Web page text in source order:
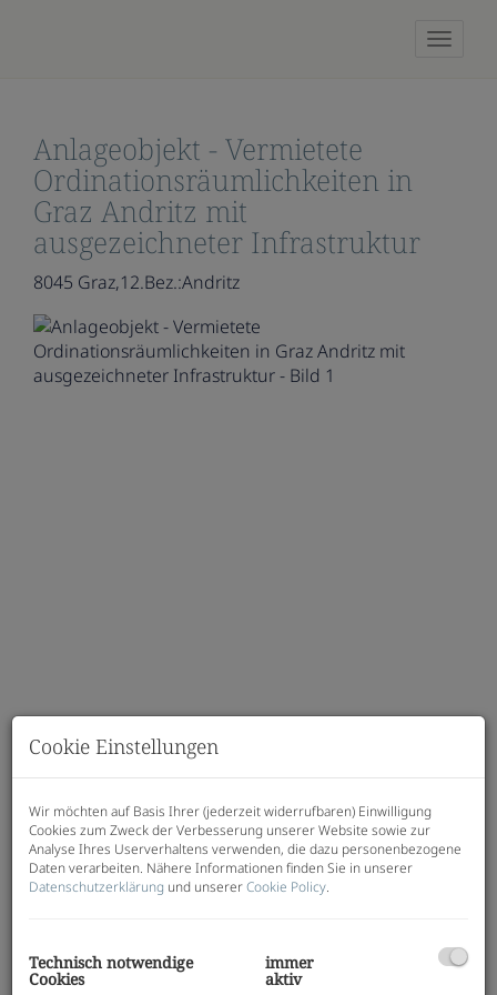
Anlageobjekt - Vermietete
Ordinationsräumlichkeiten in
Graz Andritz mit
ausgezeichneter Infrastruktur
8045 Graz,12.Bez.:Andritz
Beschreibung
Zum Verkauf stehen attraktive
Cookie Einstellungen
Wir möchten auf Basis Ihrer (jederzeit widerrufbaren) Einwilligung
Cookies zum Zweck der Verbesserung unserer Website sowie zur
Analyse Ihres Userverhaltens verwenden, die dazu personenbezogene
Daten verarbeiten. Nähere Informationen finden Sie in unserer
Datenschutzerklärung und unsererCookie Policy.
Technisch notwendige
Cookies
immer
aktiv